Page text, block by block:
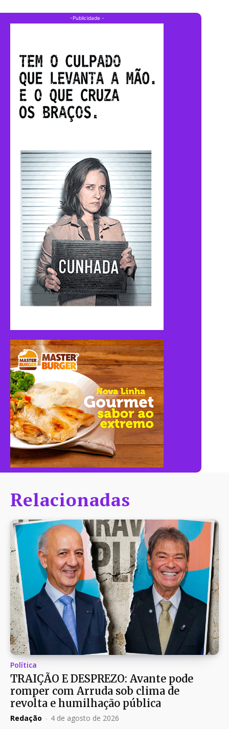
-Publicidade -
Relacionadas
Política
TRAIÇÃO E DESPREZO: Avante pode
romper com Arruda sob clima de
revolta e humilhação pública
Redação - 4 de agosto de 2026